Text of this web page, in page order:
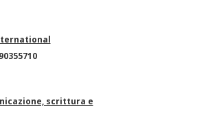
scrittura e